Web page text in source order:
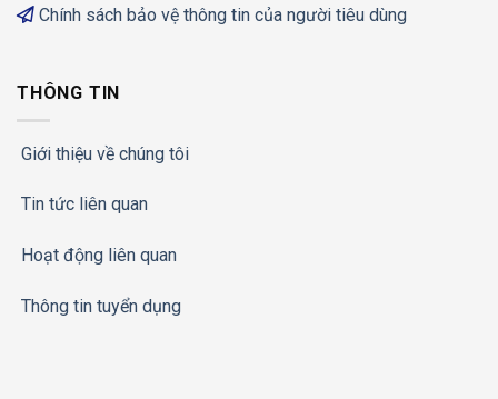
Chính sách bảo vệ thông tin của người tiêu dùng
THÔNG TIN
Giới thiệu về chúng tôi
Tin tức liên quan
Hoạt động liên quan
Thông tin tuyển dụng